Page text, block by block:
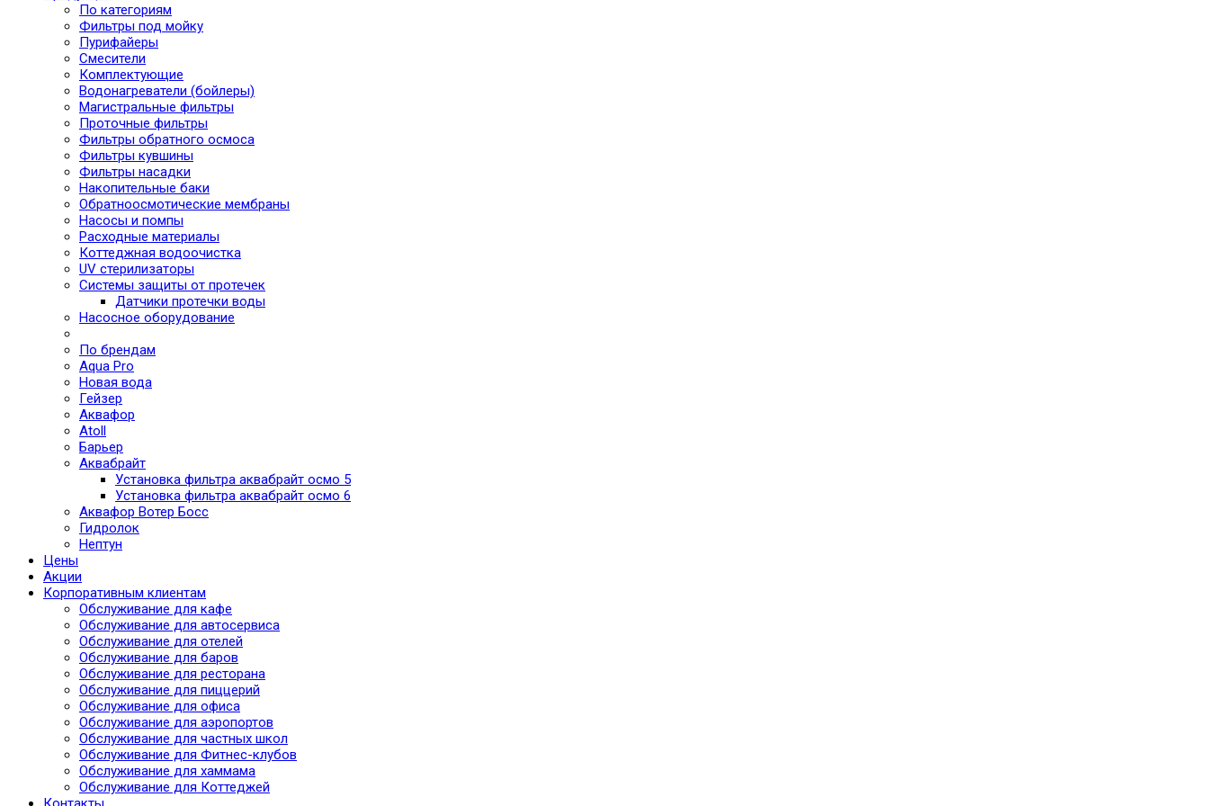
По категориям
Фильтры под мойку
Пурифайеры
Смесители
Комплектующие
Водонагреватели (бойлеры)
Магистральные фильтры
Проточные фильтры
Фильтры обратного осмоса
Фильтры кувшины
Фильтры насадки
Накопительные баки
Обратноосмотические мембраны
Насосы и помпы
Расходные материалы
Коттеджная водоочистка
UV стерилизаторы
Системы защиты от протечек
Датчики протечки воды
Насосное оборудование
По брендам
Aqua Pro
Новая вода
Гейзер
Аквафор
Atoll
Барьер
Аквабрайт
Установка фильтра аквабрайт осмо 5
Установка фильтра аквабрайт осмо 6
Аквафор Вотер Босс
Гидролок
Нептун
Цены
Акции
Корпоративным клиентам
Обслуживание для кафе
Обслуживание для автосервиса
Обслуживание для отелей
Обслуживание для баров
Обслуживание для ресторана
Обслуживание для пиццерий
Обслуживание для офиса
Обслуживание для аэропортов
Обслуживание для частных школ
Обслуживание для Фитнес-клубов
Обслуживание для хаммама
Обслуживание для Коттеджей